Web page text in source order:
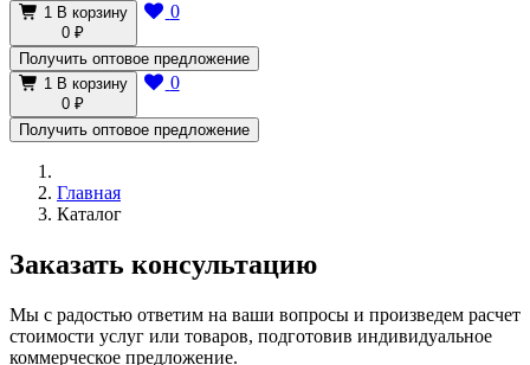
1 В корзину
0 ₽
0
Получить оптовое предложение
1 В корзину
0 ₽
0
Получить оптовое предложение
Главная
Каталог
Заказать консультацию
Мы с радостью ответим на ваши вопросы и произведем расчет
стоимости услуг или товаров, подготовив индивидуальное
коммерческое предложение.